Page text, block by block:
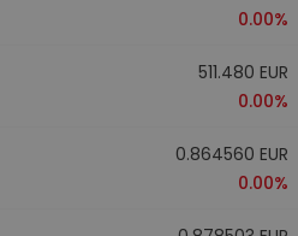
0.00%
511.480 EUR
0.00%
0.864560 EUR
0.00%